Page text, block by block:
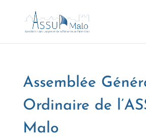
Assemblée
Ordinaire de
Malo